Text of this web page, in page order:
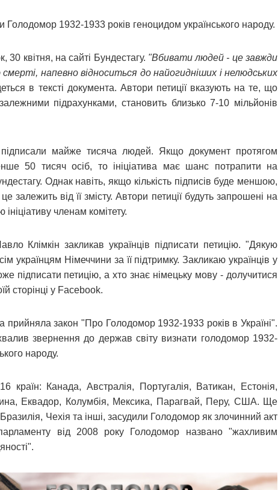
Голодомор 1932-1933 років геноцидом українського народу.
30 квітня, на сайті Бундестагу. "Вбивати людей - це завжди
напевно відноситься до найогидніших і нелюдських
в тексті документа. Автори петиції вказують на те, що
підрахунками, становить близько 7-10 мільйонів
майже тисяча людей. Якщо документ протягом
50 тисяч осіб, то ініціатива має шанс потрапити на
Однак навіть, якщо кількість підписів буде меншою,
залежить від її змісту. Автори петиції будуть запрошені на
членам комітету.
Клімкін закликав українців підписати петицію. "Дякую
українцям Німеччини за її підтримку. Закликаю українців у
підписати петицію, а хто знає німецьку мову - долучитися
сторінці у Facebook.
закон "Про Голодомор 1932-1933 років в Україні".
звернення до держав світу визнати голодомор 1932-
народу.
Канада, Австралія, Португалія, Ватикан, Естонія,
Еквадор, Колумбія, Мексика, Парагвай, Перу, США. Ще
Бразилія, Чехія та інші, засудили Голодомор як злочинний акт
від 2008 року Голодомор названо "жахливим